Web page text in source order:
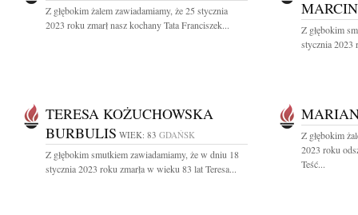
Z głębokim żalem zawiadamiamy, że 25 stycznia
2023 roku zmarł nasz kochany Tata Franciszek...
Z głębokim
stycznia 2023
TERESA KOŻUCHOWSKA
BURBULIS WIEK: 83 GDAŃSK
Z głębokim smutkiem zawiadamiamy, że w dniu 18
stycznia 2023 roku zmarła w wieku 83 lat Teresa...
Z głębokim
2023 roku
Teść...